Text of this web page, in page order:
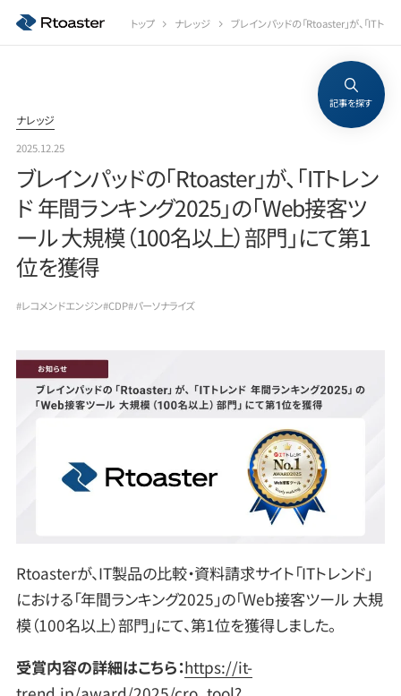
トップ ナレッジ ブレインパッドの「Rtoaster」が、「ITト
ナレッジ
2025.12.25
ブレインパッドの「Rtoaster」が、「ITトレン
ド 年間ランキング2025」の「Web接客ツ
ール 大規模（100名以上）部門」にて第1
位を獲得
#レコメンドエンジン#CDP#パーソナライズ
記事を探す
Rtoasterが、IT製品の比較・資料請求サイト「ITトレンド」
における「年間ランキング2025」の「Web接客ツール 大規
模（100名以上）部門」にて、第1位を獲得しました。
受賞内容の詳細はこちら：https://it-